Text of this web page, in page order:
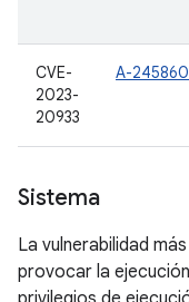
CVE-
2023-
20933
A-
Sistema
La vulnerabilidad
provocar la